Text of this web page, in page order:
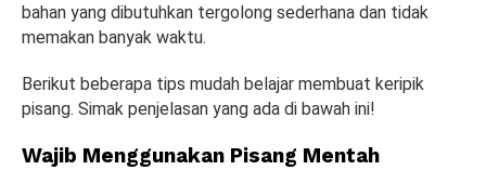
bahan yang dibutuhkan tergolong sederhana dan tidak
memakan banyak waktu.
Berikut beberapa tips mudah belajar membuat keripik
pisang. Simak penjelasan yang ada di bawah ini!
Wajib Menggunakan Pisang Mentah